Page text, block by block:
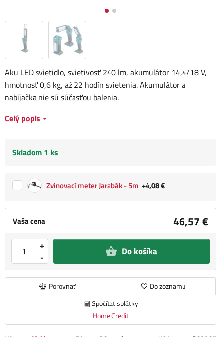
Vaša cena 46,57 €
-
+ Do košíka
Porovnať
Do zoznamu
Spočítat splátky
Home Credit
Aku LED svietidlo, svietivosť 240 lm, akumulátor 14,4/18 V,
hmotnosť 0,6 kg, až 22 hodín svietenia. Akumulátor a
nabíjačka nie sú súčasťou balenia.
Celý popis
Skladom 1 ks
Zvinovací meter Jarabák - 5m +4,08 €